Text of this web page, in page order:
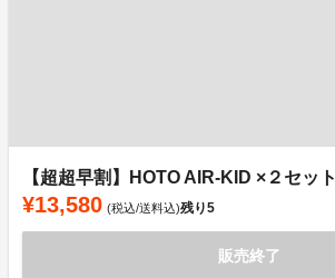
【超超早割】HOTO AIR-KID ×２セット
¥13,580 (税込/送料込)残り5
販売終了